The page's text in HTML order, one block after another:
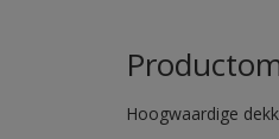
Hoogwaardige